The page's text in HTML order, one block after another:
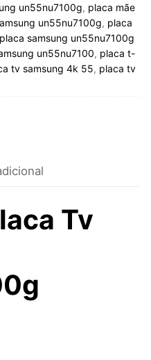
un55nu7100g, placa mãe
un55nu7100g, placa
placa samsung un55nu7100g
un55nu7100, placa t-
tv samsung 4k 55, placa tv
Tv